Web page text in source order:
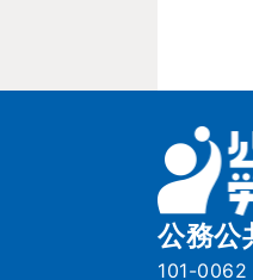
公務公
101-0062